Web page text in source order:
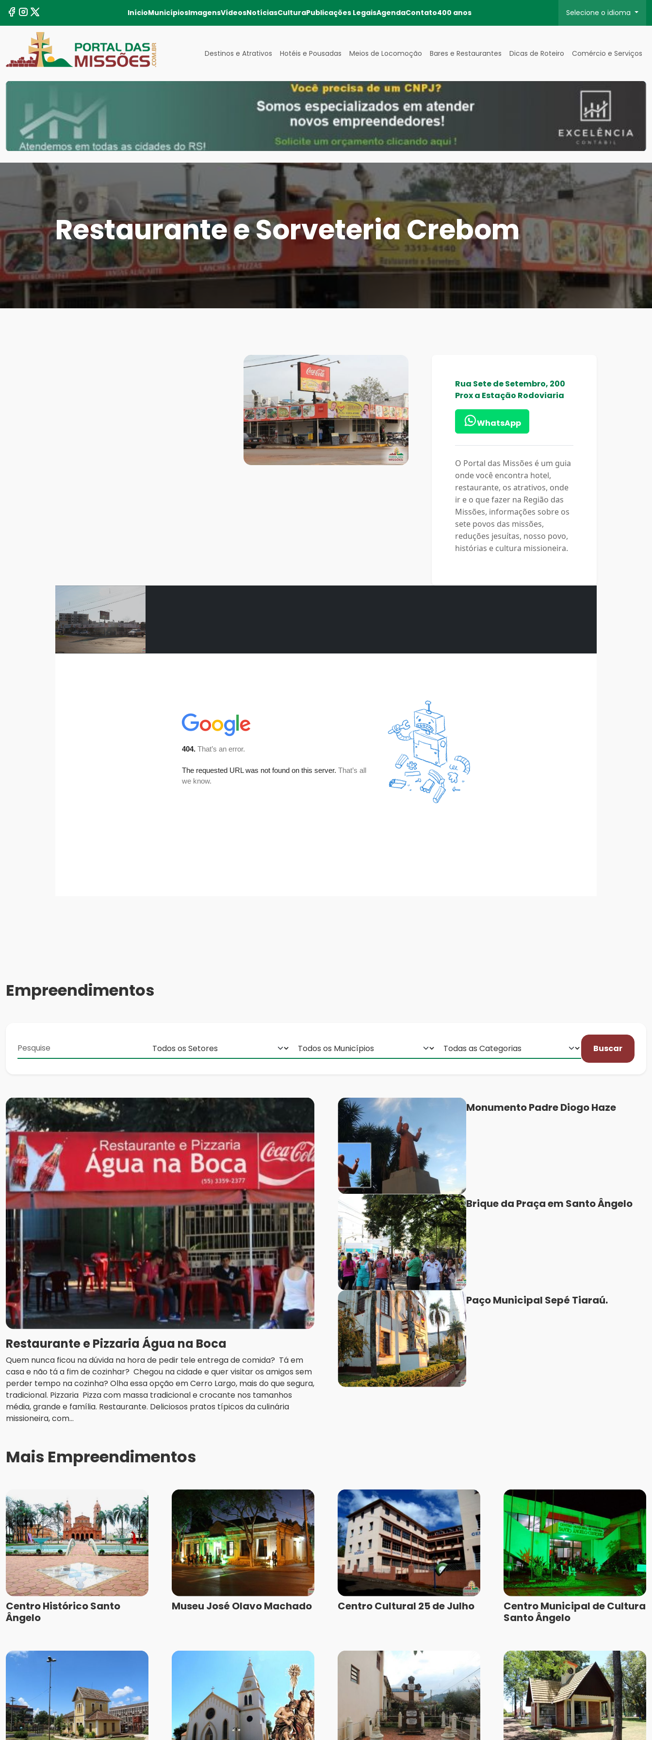
InícioMunicípiosImagensVídeosNotíciasCulturaPublicações LegaisAgendaContato400 anos Selecione o idioma
Destinos e Atrativos Hotéis e Pousadas Meios de Locomoção Bares e Restaurantes Dicas de Roteiro Comércio e Serviços
Restaurante e Sorveteria Crebom
Rua Sete de Setembro, 200
Prox a Estação Rodoviaria
WhatsApp
O Portal das Missões é um guia
onde você encontra hotel,
restaurante, os atrativos, onde
ir e o que fazer na Região das
Missões, informações sobre os
sete povos das missões,
reduções jesuítas, nosso povo,
histórias e cultura missioneira.
Empreendimentos
Buscar
Restaurante e Pizzaria Água na Boca
Quem nunca ficou na dúvida na hora de pedir tele entrega de comida? Tá em
casa e não tá a fim de cozinhar? Chegou na cidade e quer visitar os amigos sem
perder tempo na cozinha? Olha essa opção em Cerro Largo, mais do que segura,
tradicional. Pizzaria Pizza com massa tradicional e crocante nos tamanhos
média, grande e família. Restaurante. Deliciosos pratos típicos da culinária
missioneira, com...
Monumento Padre Diogo Haze
Brique da Praça em Santo Ângelo
Paço Municipal Sepé Tiaraú.
Mais Empreendimentos
Centro Histórico Santo
Ângelo
Museu José Olavo Machado Centro Cultural 25 de Julho
Centro Municipal de Cultura
Santo Ângelo